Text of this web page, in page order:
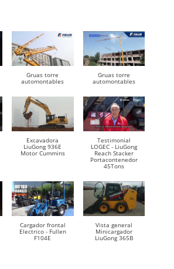
Gruas torre
automontables
Gruas torre
automontables
Excavadora
LiuGong 936E
Motor Cummins
Testimonial
LOGEC - LiuGong
Reach Stacker
Portacontenedor
45Tons
Cargador frontal
Electrico - Fullen
F104E
Vista general
Minicargador
LiuGong 365B